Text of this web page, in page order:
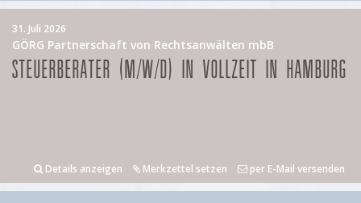
31. Juli 2026
GÖRG Partnerschaft von Rechtsanwälten mbB
STEUERBERATER (M/W/D) IN VOLLZEIT IN HAMBURG
Details anzeigen Merkzettel setzen per E-Mail versenden